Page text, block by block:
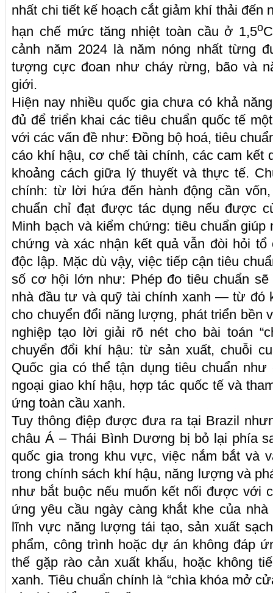
nhất chi tiết kế hoạch cắt giảm khí thải đến
hạn chế mức tăng nhiệt toàn cầu ở 1,5o
cảnh năm 2024 là năm nóng nhất từng
tượng cực đoan như cháy rừng, bão và
giới.
Hiện nay nhiều quốc gia chưa có khả
đủ để triển khai các tiêu chuẩn quốc tế
với các vấn đề như: Đồng bộ hoá, tiêu
cáo khí hậu, cơ chế tài chính, các cam
khoảng cách giữa lý thuyết và thực tế.
chính: từ lời hứa đến hành động cần
chuẩn chỉ đạt được tác dụng nếu được
Minh bạch và kiểm chứng: tiêu chuẩn
chứng và xác nhận kết quả vẫn đòi hỏi
độc lập. Mặc dù vậy, việc tiếp cận tiêu
số cơ hội lớn như: Phép đo tiêu chuẩn
nhà đầu tư và quỹ tài chính xanh — từ đó
cho chuyển đổi năng lượng, phát triển bền
nghiệp tạo lời giải rõ nét cho bài toán
chuyển đổi khí hậu: từ sản xuất, chuỗi
Quốc gia có thể tận dụng tiêu chuẩn
ngoại giao khí hậu, hợp tác quốc tế và
ứng toàn cầu xanh.
Tuy thông điệp được đưa ra tại Brazil
châu Á – Thái Bình Dương bị bỏ lại phía
quốc gia trong khu vực, việc nắm bắt và
trong chính sách khí hậu, năng lượng và
như bắt buộc nếu muốn kết nối được với
ứng yêu cầu ngày càng khắt khe của
lĩnh vực năng lượng tái tạo, sản xuất
phẩm, công trình hoặc dự án không đáp
thể gặp rào cản xuất khẩu, hoặc không
xanh. Tiêu chuẩn chính là “chìa khóa mở